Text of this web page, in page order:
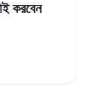
করবেন